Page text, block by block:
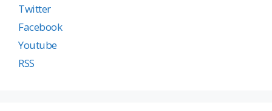
Twitter
Facebook
Youtube
RSS